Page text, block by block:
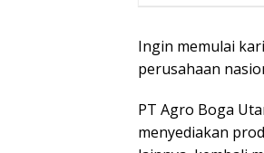
Ingin memulai
perusahaan
PT Agro Boga
menyediakan